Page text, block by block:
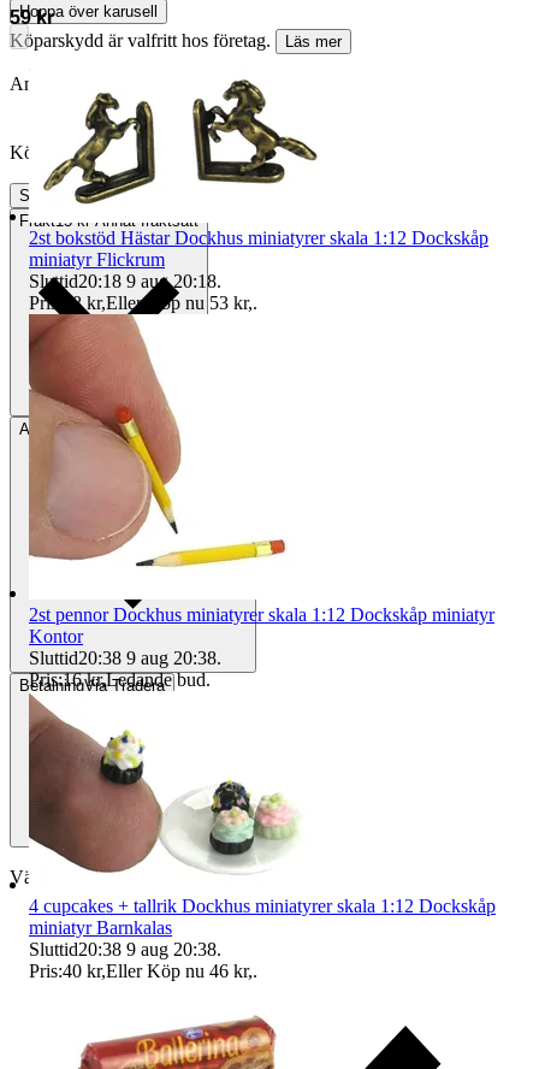
59 kr
Köparskydd är valfritt hos företag.
Läs mer
Annonsen avslutades utan köp
Köpförfrågan är tyvärr inte tillgänglig.
Slutade
3 aug 21:25
Frakt15 kr Annat fraktsätt
AvhämtningHelsingborg, Sverige
BetalningVia Tradera
Välj till köparskydd
Hoppa över karusell
2st bokstöd Hästar Dockhus miniatyrer skala 1:12 Dockskåp
miniatyr Flickrum
Sluttid20:18 9 aug 20:18.
Pris:
48 kr,Eller Köp nu 53 kr,.
2st pennor Dockhus miniatyrer skala 1:12 Dockskåp miniatyr
Kontor
Sluttid20:38 9 aug 20:38.
Pris:16 kr,Ledande bud.
4 cupcakes + tallrik Dockhus miniatyrer skala 1:12 Dockskåp
miniatyr Barnkalas
Sluttid20:38 9 aug 20:38.
Pris:40 kr,Eller Köp nu 46 kr,.